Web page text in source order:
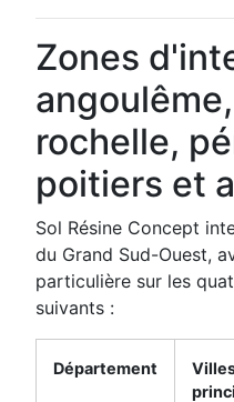
Zones
rochelle,
poitiers et
Sol Résine Concept
du Grand Sud-Ouest,
particulière sur les
suivants :
Département